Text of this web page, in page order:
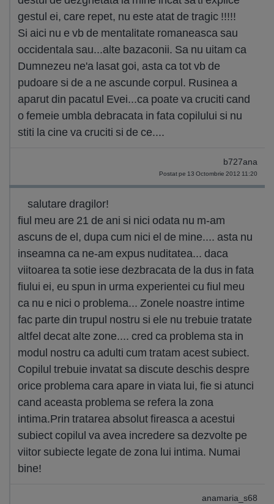
gestul ei, care repet, nu este atat de tragic !!!!!
Si aici nu e vb de mentalitate romaneasca sau
occidentala sau...alte bazaconii. Sa nu uitam ca
Dumnezeu ne'a lasat goi, asta ca tot vb de
pudoare si de a ne ascunde corpul. Rusinea a
aparut din pacatul Evei...ca poate va cruciti cand
o femeie umbla debracata in fata copilului si nu
stiti la cine va cruciti si de ce....
b727ana
Postat pe 13 Octombrie 2012 11:20
salutare dragilor!
fiul meu are 21 de ani si nici odata nu m-am
ascuns de el, dupa cum nici el de mine.... asta nu
inseamna ca ne-am expus nuditatea... daca
viitoarea ta sotie iese dezbracata de la dus in fata
fiului ei, eu spun in urma experientei cu fiul meu
ca nu e nici o problema... Zonele noastre intime
fac parte din trupul nostru si ele nu trebuie tratate
altfel decat alte zone.... cred ca problema sta in
modul nostru ca adulti cum tratam acest subiect.
Copilul trebuie invatat sa discute deschis despre
orice problema cara apare in viata lui, fie si atunci
cand aceasta problema se refera la zona
intima.Prin tratarea absolut fireasca a acestui
subiect copilul va avea incredere sa dezvolte pe
viitor subiecte legate de zona lui intima. Numai
bine!
anamaria_s68